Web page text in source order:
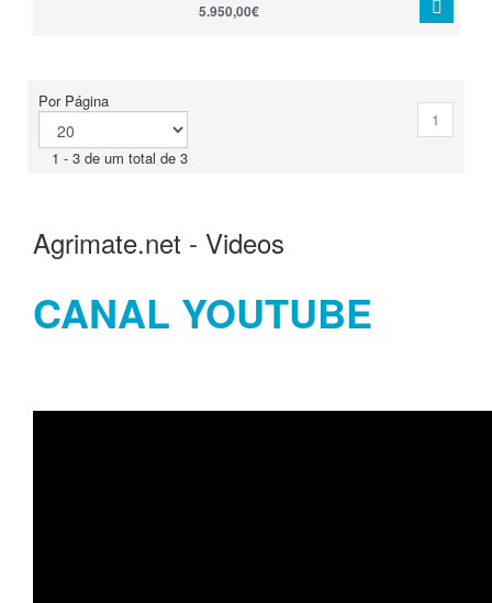
5.950,00€
Por Página
1 - 3 de um total de 3
1
Agrimate.net - Videos
CANAL YOUTUBE